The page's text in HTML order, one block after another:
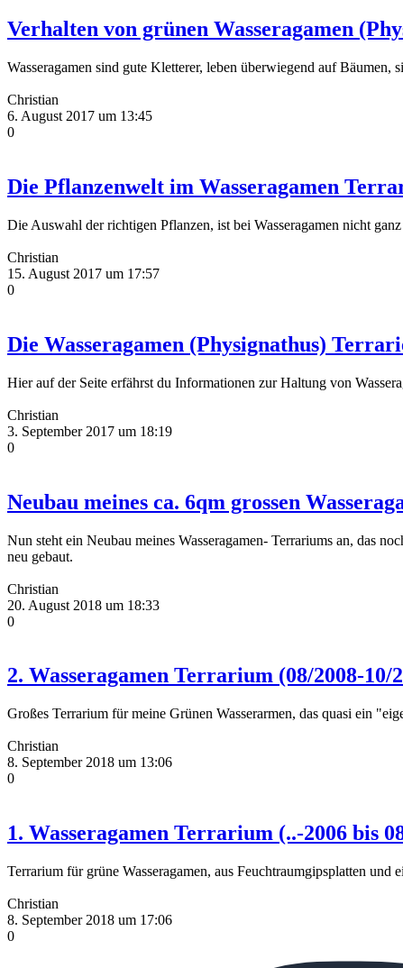
Verhalten von grünen Wasseragamen
Wasseragamen sind gute Kletterer, leben überwiegend auf
Christian
6. August 2017 um 13:45
0
Die Pflanzenwelt im Wasseragamen
Die Auswahl der richtigen Pflanzen, ist bei Wasseragamen nicht
Christian
15. August 2017 um 17:57
0
Die Wasseragamen (Physignathus)
Hier auf der Seite erfährst du Informationen zur Haltung von
Christian
3. September 2017 um 18:19
0
Neubau meines ca. 6qm grossen
Nun steht ein Neubau meines Wasseragamen- Terrariums an, das
neu gebaut.
Christian
20. August 2018 um 18:33
0
2. Wasseragamen Terrarium (08/2008-10/
Großes Terrarium für meine Grünen Wasserarmen, das quasi ein
Christian
8. September 2018 um 13:06
0
1. Wasseragamen Terrarium (..-2006 bis
Terrarium für grüne Wasseragamen, aus Feuchtraumgipsplatten und
Christian
8. September 2018 um 17:06
0